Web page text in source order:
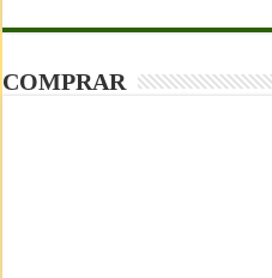
COMPRAR